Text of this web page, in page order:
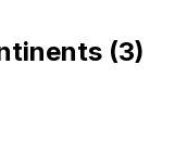
(3)